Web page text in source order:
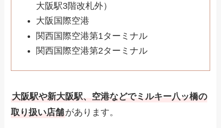
大阪駅3階改札外）
大阪国際空港
関西国際空港第1ターミナル
関西国際空港第2ターミナル
大阪駅や新大阪駅、空港などでミルキー八ッ橋の
取り扱い店舗があります。